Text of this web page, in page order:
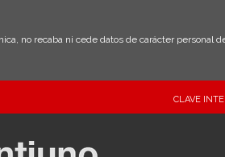
no recaba ni cede datos de carácter personal
CLAVE